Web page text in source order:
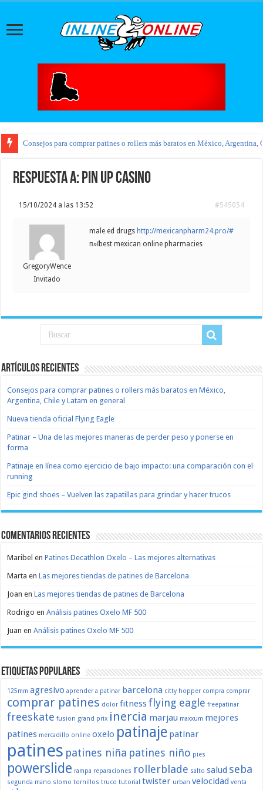
Consejos para comprar patines o rollers más baratos en México, Argentina,
Respuesta a: pin up casino
15/10/2024 a las 13:52 #545054
GregoryWence
Invitado
male ed drugs http://mexicanpharm24.pro/#
п»їbest mexican online pharmacies
Artículos recientes
Consejos para comprar patines o rollers más baratos en México,
Argentina, Chile y Latam en general
Nueva tienda oficial Flying Eagle
Patinar – Una de las mejores maneras de perder peso y ponerse en
forma
Patinaje en línea como ejercicio de bajo impacto: una comparación con el
running
Epic gind shoes – Vuelven las zapatillas para grindar y hacer trucos
Comentarios recientes
Maribel enPatines Decathlon Oxelo – Las mejores alternativas
Marta enLas mejores tiendas de patines de Barcelona
Joan enLas mejores tiendas de patines de Barcelona
Rodrigo enAnálisis patines Oxelo MF 500
Juan enAnálisis patines Oxelo MF 500
Etiquetas populares
125mm agresivo aprender a patinar barcelona citty hopper compra comprar
comprar patines dolor fitnessflying eagle freepatinar
freeskate fusion grand prix inercia marjau maxxum mejores
patines mercadillo online oxelo patinaje patinar
patines patines niña patines niño pies
powerslide rampa reparaciones rollerblade salto salud seba
segunda mano slomo tornillos truco tutorial twister urban velocidad venta